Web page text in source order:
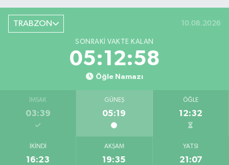
TRABZON 10.08.2026
SONRAKI VAKTE KALAN
05:12:58
Öğle Namazı
İMSAK
03:39
GÜNEŞ
05:19
ÖĞLE
12:32
İKINDI
16:23
AKŞAM
19:35
YATSI
21:07